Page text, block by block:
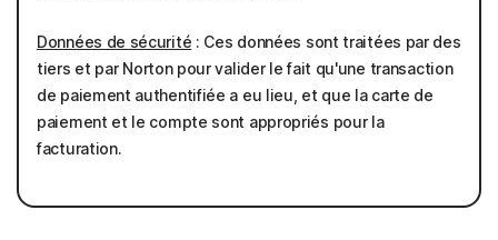
Données de sécurité : Ces données sont traitées par des
tiers et par Norton pour valider le fait qu'une transaction
de paiement authentifiée a eu lieu, et que la carte de
paiement et le compte sont appropriés pour la
facturation.